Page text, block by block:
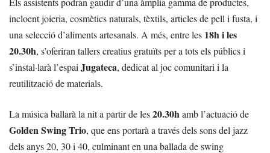
incloent joieria, cosmètics naturals, tèxtils, articles de pell i fusta, i
una selecció d’aliments artesanals. A més, entre les 18h i les
20.30h, s’oferiran tallers creatius gratuïts per a tots els públics i
s’instal·larà l’espai Jugateca, dedicat al joc comunitari i la
reutilització de materials.
La música ballarà la nit a partir de les20.30hamb l’actuació de
Golden Swing Trio, que ens portarà a través dels sons del jazz
dels anys 20, 30 i 40, culminant en una ballada de swing